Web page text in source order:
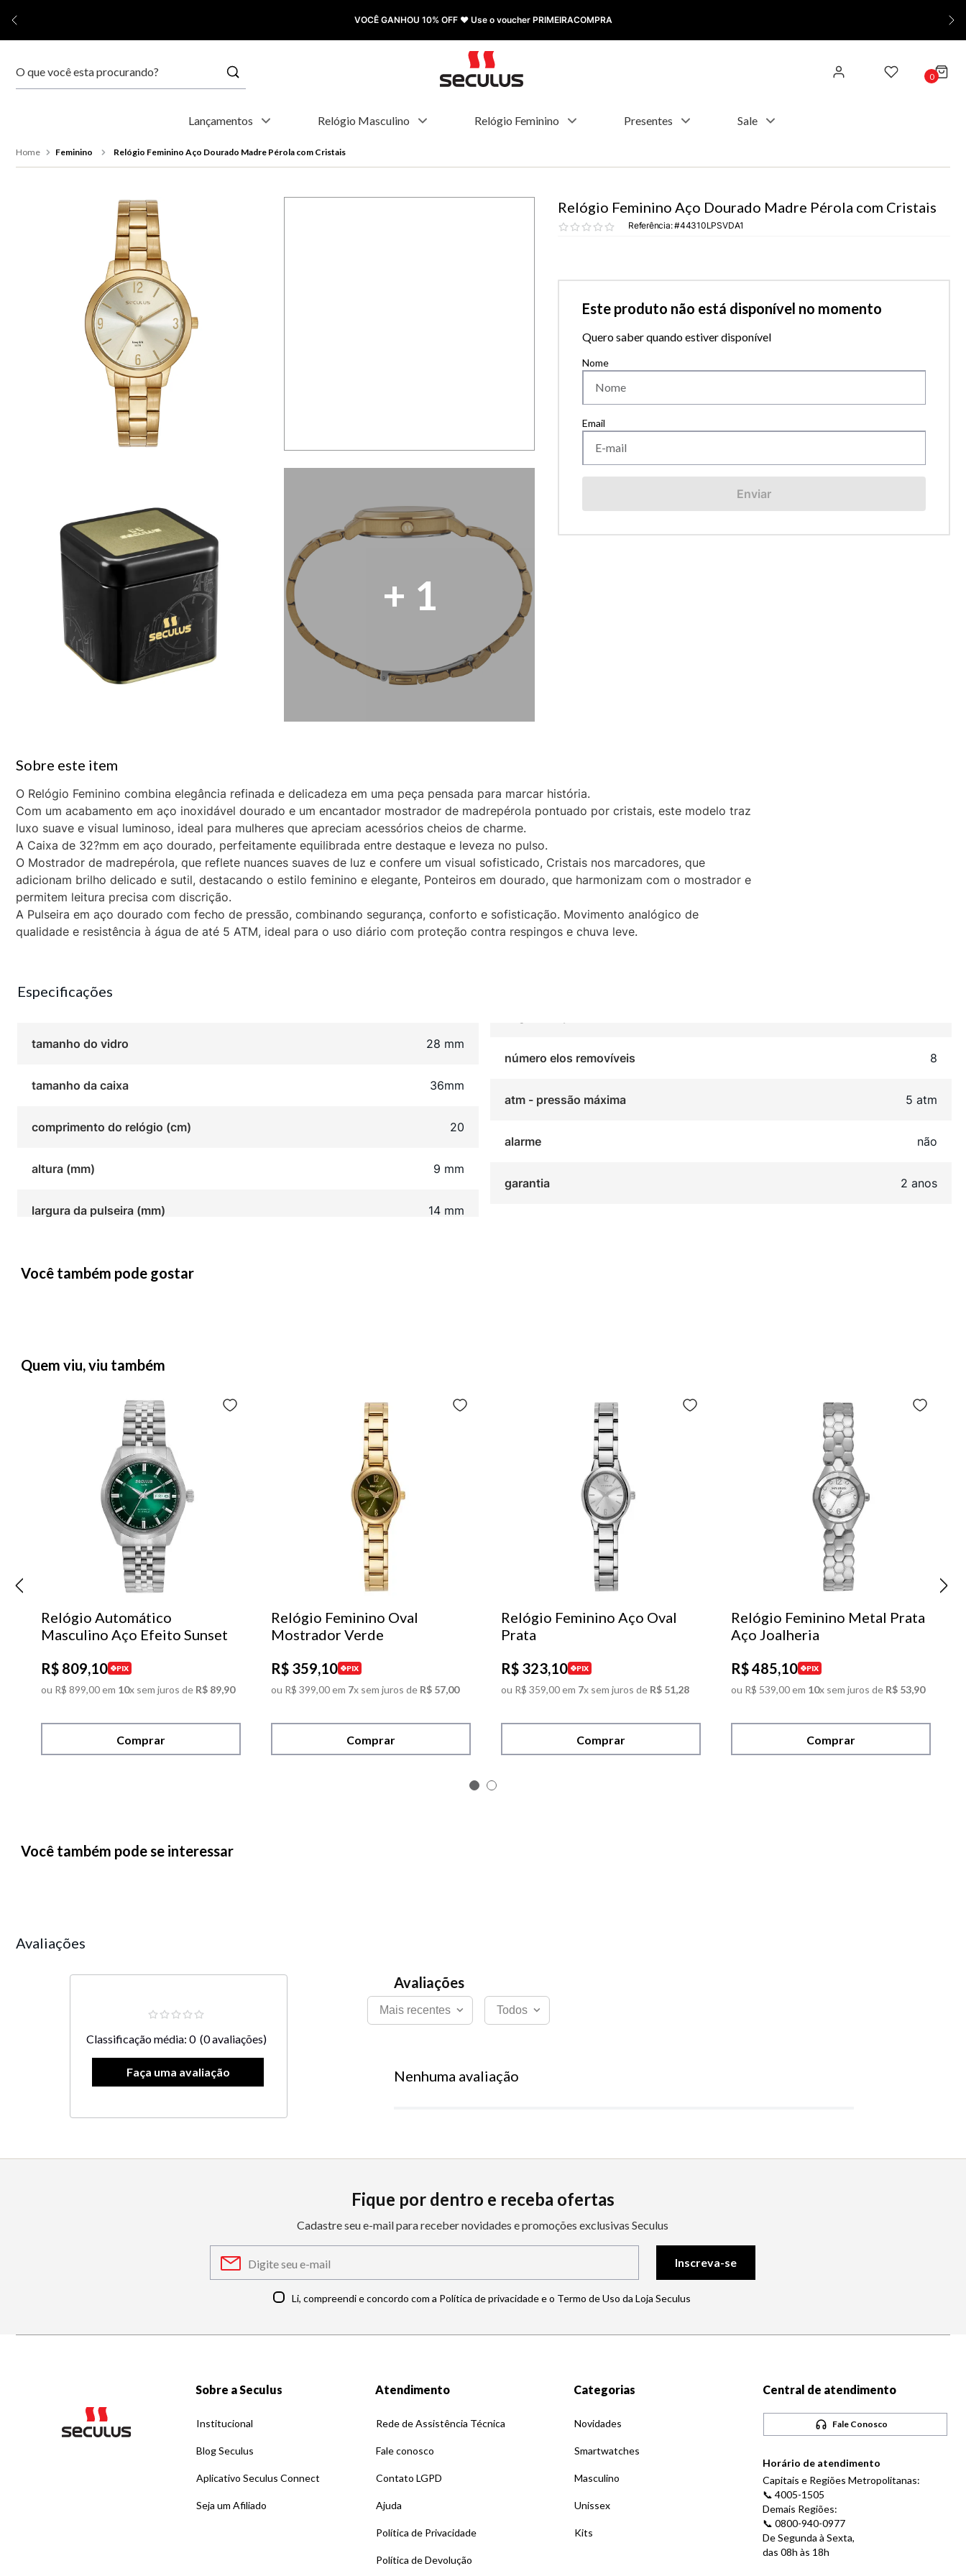
FRETE GRÁTIS à partir de R$ 499,00
0
Lançamentos Relógio Masculino Relógio Feminino Presentes Sale
Feminino Relógio Feminino Aço Dourado Madre Pérola com Cristais
+ 1
Relógio Feminino Aço Dourado Madre Pérola com Cristais
Referência: 44310LPSVDA1
Este produto não está disponível no momento
Quero saber quando estiver disponível
Enviar
O Relógio Feminino combina elegância refinada e delicadeza em uma peça pensada para marcar história.
Com um acabamento em aço inoxidável dourado e um encantador mostrador de madrepérola pontuado por cristais, este modelo traz
luxo suave e visual luminoso, ideal para mulheres que apreciam acessórios cheios de charme.
A Caixa de 32?mm em aço dourado, perfeitamente equilibrada entre destaque e leveza no pulso.
O Mostrador de madrepérola, que reflete nuances suaves de luz e confere um visual sofisticado, Cristais nos marcadores, que
adicionam brilho delicado e sutil, destacando o estilo feminino e elegante, Ponteiros em dourado, que harmonizam com o mostrador e
permitem leitura precisa com discrição.
A Pulseira em aço dourado com fecho de pressão, combinando segurança, conforto e sofisticação. Movimento analógico de
qualidade e resistência à água de até 5 ATM, ideal para o uso diário com proteção contra respingos e chuva leve.
Especificações
tamanho do vidro 28 mm
tamanho da caixa 36mm
comprimento do relógio (cm) 20
altura (mm) 9 mm
largura da pulseira (mm) 14 mm
número elos removíveis 8
atm - pressão máxima 5 atm
alarme não
garantia 2 anos
Você também pode gostar
Quem viu, viu também
Relógio Automático
Masculino Aço Efeito Sunset
R$ 809,10 PIX
ou R$ 899,00em 10x sem juros de R$ 89,90
Comprar
Relógio Feminino Oval
Mostrador Verde
R$ 359,10 PIX
ou R$ 399,00em 7x sem juros de R$ 57,00
Comprar
Relógio Feminino Aço Oval
Prata
R$ 323,10 PIX
ou R$ 359,00em 7x sem juros de R$ 51,28
Comprar
Relógio Feminino Metal Prata
Aço Joalheria
R$485,10 PIX
ou R$ 539,00em 10x sem juros de R$ 53,90
Comprar
Você também pode se interessar
Avaliações
Classificação média: 0 (0 avaliações)
Mais recentes Todos
Nenhuma avaliação
Fique por dentro e receba ofertas
Cadastre seu e-mail para receber novidades e promoções exclusivas Seculus
Inscreva-se
Li, compreendi e concordo com a Política de privacidade e o Termo de Uso da Loja Seculus
Sobre a Seculus
Institucional
Blog Seculus
Aplicativo Seculus Connect
Seja um Afiliado
Atendimento
Rede de Assistência Técnica
Fale conosco
Contato LGPD
Ajuda
Política de Privacidade
Política de Devolução
Categorias
Novidades
Smartwatches
Masculino
Unissex
Kits
Central de atendimento
Fale Conosco
Horário de atendimento
Capitais e Regiões Metropolitanas:
📞 4005-1505
Demais Regiões:
📞 0800-940-0977
De Segunda à Sexta,
das 08h às 18h
1 º kyoto
relógio masculino
automático
dourado
relógio feminino rose